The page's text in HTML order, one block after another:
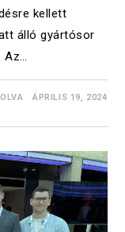
kellett
álló gyártósor
ÁPRILIS 19, 2024